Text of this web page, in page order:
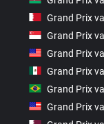
Grand Prix
Grand Prix
Grand Prix
Grand Prix
Grand Prix
Grand Prix